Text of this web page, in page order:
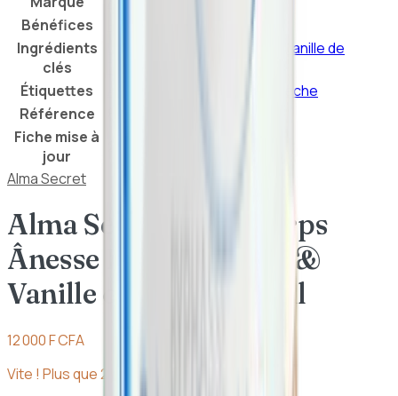
Bénéfices
Ingrédients
clés
Bois de santal
Vanille de
Étiquettes
Peau sèche
Référence
Fiche mise à
jour
Alma Secret
Alma Secret – Lait Corps
Ânesse Bois de Santal &
Vanille de Tahiti 250ml
12 000 F CFA
Vite ! Plus que2